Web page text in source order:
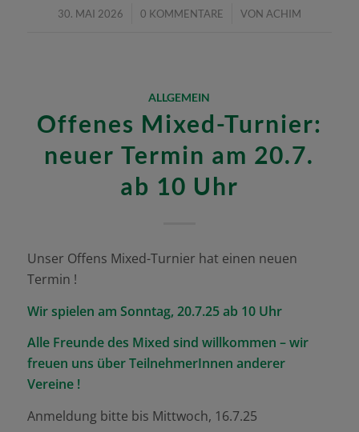
30. MAI 2026
/ 0 KOMMENTARE
/ VON ACHIM
ALLGEMEIN
Offenes Mixed-Turnier:
neuer Termin am 20.7.
ab 10 Uhr
Unser Offens Mixed-Turnier hat einen neuen
Termin !
Wir spielen am Sonntag, 20.7.25 ab 10 Uhr
Alle Freunde des Mixed sind willkommen – wir
freuen uns über TeilnehmerInnen anderer
Vereine !
Anmeldung bitte bis Mittwoch, 16.7.25